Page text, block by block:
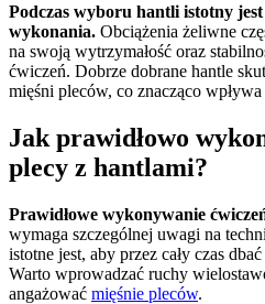
Podczas wyboru hantli istotny
wykonania. Obciążenia żeliwne
na swoją wytrzymałość oraz
ćwiczeń. Dobrze dobrane hantle
mięśni pleców, co znacząco
Jak prawidłowo
plecy z hantlami?
Prawidłowe wykonywanie
wymaga szczególnej uwagi na
istotne jest, aby przez cały czas
Warto wprowadzać ruchy
angażować mięśnie pleców.